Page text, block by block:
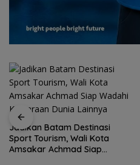
Jadikan Batam Destinasi
Sport Tourism, Wali Kota
Amsakar Achmad Siap